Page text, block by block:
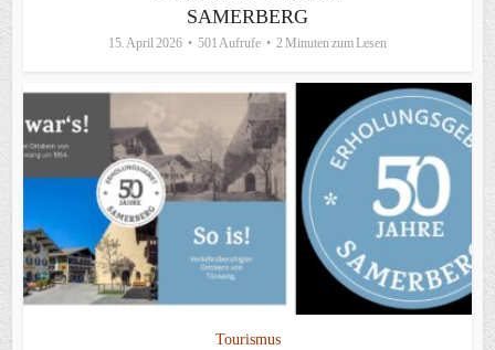
SAMERBERG
15. April 2026 501 Aufrufe 2 Minuten zum Lesen
Tourismus